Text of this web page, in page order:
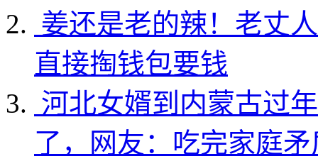
姜还是老的辣！老丈
直接掏钱包要钱
河北女婿到内蒙古过
了，网友：吃完家庭